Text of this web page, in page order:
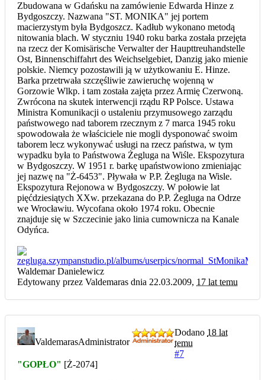
Zbudowana w Gdańsku na zamówienie Edwarda Hinze z
Bydgoszczy. Nazwana "ST. MONIKA" jej portem
macierzystym była Bydgoszcz. Kadłub wykonano metodą
nitowania blach. W styczniu 1940 roku barka została przejęta
na rzecz der Komisärische Verwalter der Haupttreuhandstelle
Ost, Binnenschiffahrt des Weichselgebiet, Danzig jako mienie
polskie. Niemcy pozostawili ją w użytkowaniu E. Hinze.
Barka przetrwała szczęśliwie zawieruchę wojenną w
Gorzowie Wlkp. i tam została zajęta przez Armię Czerwoną.
Zwrócona na skutek interwencji rządu RP Polsce. Ustawa
Ministra Komunikacji o ustaleniu przymusowego zarządu
państwowego nad taborem rzecznym z 7 marca 1945 roku
spowodowała że właściciele nie mogli dysponować swoim
taborem lecz wykonywać usługi na rzecz państwa, w tym
wypadku była to Państwowa Żegluga na Wiśle. Ekspozytura
w Bydgoszczy. W 1951 r. barkę upaństwowiono zmieniając
jej nazwę na "Ż-6453". Pływała w P.P. Żegluga na Wisle.
Ekspozytura Rejonowa w Bydgoszczy. W połowie lat
pięćdziesiątych XXw. przekazana do P.P. Żegluga na Odrze
we Wrocławiu. Wycofana około 1974 roku. Obecnie
znajduje się w Szczecinie jako linia cumownicza na Kanale
Odyńca.
Waldemar Danielewicz
Edytowany przez Valdemaras dnia 22.03.2009, 17 lat temu
ValdemarasAdministrator
Dodano 18 lat
temu
#7
"GOPŁO" [Ż-2074]